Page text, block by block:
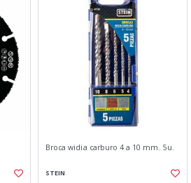
Broca widia carburo 4 a 10 mm. 5u.
STEIN